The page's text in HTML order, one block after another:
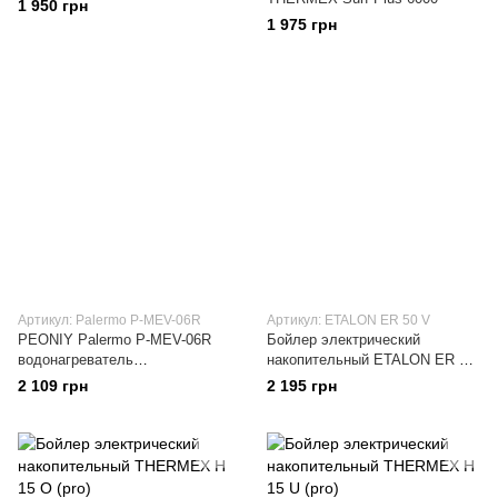
1 950 грн
1 975 грн
Артикул: Palermo P-MEV-06R
PEONIY Palermo P-MEV-06R
водонагреватель
вертикальный
2 109 грн
Артикул: ETALON ER 50 V
Бойлер электрический
накопительный ETALON ER 50
V
2 195 грн